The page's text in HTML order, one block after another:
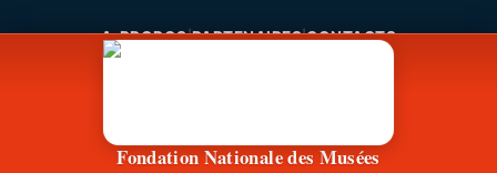
Fondation Nationale des Musées
A-PROPOS|PARTENAIRES|CONTACTS